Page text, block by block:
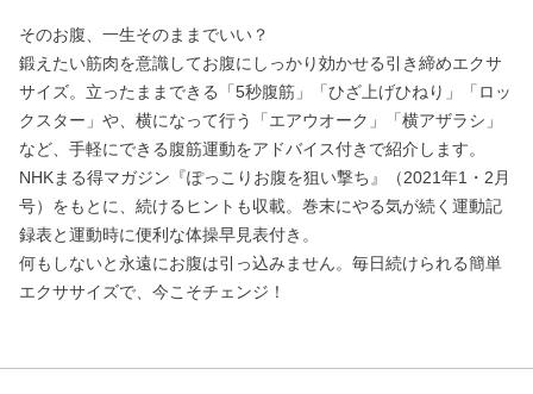
そのお腹、一生そのままでいい？
鍛えたい筋肉を意識してお腹にしっかり効かせる引き締めエクサ
サイズ。立ったままできる「5秒腹筋」「ひざ上げひねり」「ロッ
クスター」や、横になって行う「エアウオーク」「横アザラシ」
など、手軽にできる腹筋運動をアドバイス付きで紹介します。
NHKまる得マガジン『ぽっこりお腹を狙い撃ち』（2021年1・2月
号）をもとに、続けるヒントも収載。巻末にやる気が続く運動記
録表と運動時に便利な体操早見表付き。
何もしないと永遠にお腹は引っ込みません。毎日続けられる簡単
エクササイズで、今こそチェンジ！